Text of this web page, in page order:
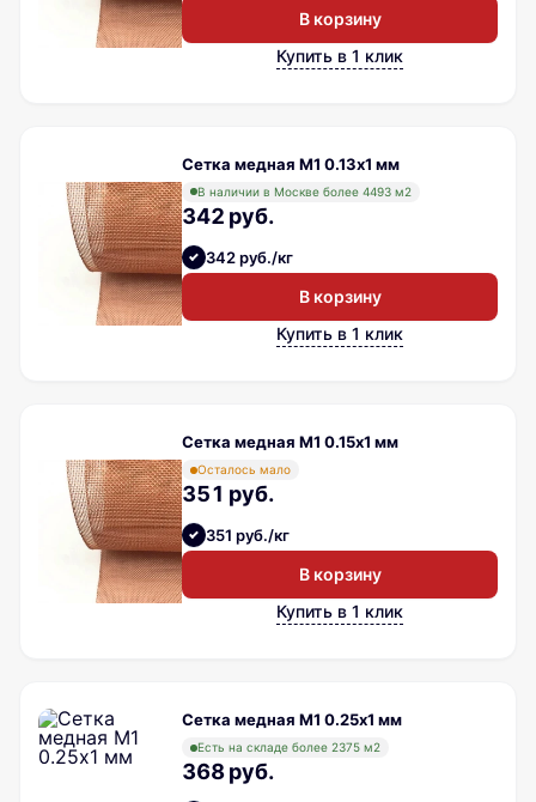
В корзину
Купить в 1 клик
Сетка медная М1 0.13х1 мм
В наличии в Москве более 4493 м2
342 руб.
342 руб./кг
В корзину
Купить в 1 клик
Сетка медная М1 0.15х1 мм
Осталось мало
351 руб.
351 руб./кг
В корзину
Купить в 1 клик
Сетка медная М1 0.25х1 мм
Есть на складе более 2375 м2
368 руб.